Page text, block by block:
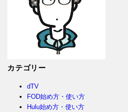
カテゴリー
dTV
FOD始め方・使い方
Hulu始め方・使い方